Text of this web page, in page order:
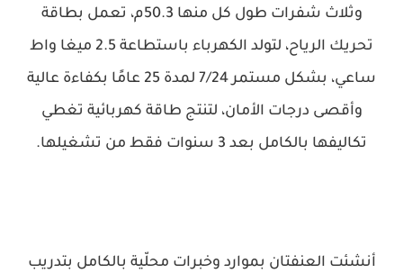
وثلاث شفرات طول كل منها 50.3م، تعمل بطاقة
تحريك الرياح، لتولد الكهرباء باستطاعة 2.5 ميغا واط
ساعي، بشكل مستمر 7/24 لمدة 25 عامًا بكفاءة عالية
وأقصى درجات الأمان، لتنتج طاقة كهربائية تغطي
تكاليفها بالكامل بعد 3 سنوات فقط من تشغيلها.
أنشئت العنفتان بموارد وخبرات محلّية بالكامل بتدريب